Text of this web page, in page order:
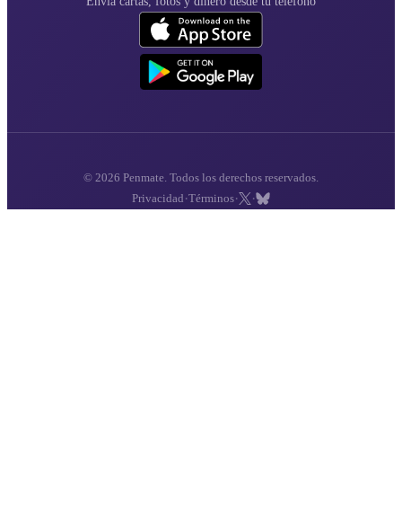
© 2026 Penmate. Todos los derechos reservados.
Privacidad ·Términos· ·